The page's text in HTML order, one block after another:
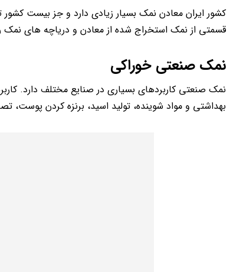
کشور ایران معادن نمک بسیار زیادی دارد و جز بیست کشور
قسمتی از نمک استخراج شده از معادن و دریاچه های نمک
نمک صنعتی خوراکی
نمک صنعتی کاربردهای بسیاری در صنایع مختلف دارد.
بهداشتی و مواد شوینده، تولید اسید، برنزه کردن پوست،